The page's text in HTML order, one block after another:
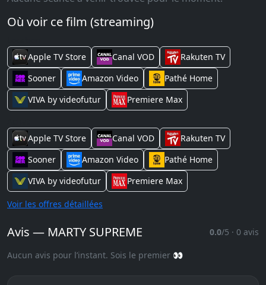
Où voir ce film (streaming)
Apple TV Store
Canal VOD
Rakuten TV
Sooner
Amazon Video
Pathé Home
VIVA by videofutur
Premiere Max
Apple TV Store
Canal VOD
Rakuten TV
Sooner
Amazon Video
Pathé Home
VIVA by videofutur
Premiere Max
Voir les offres détaillées
Avis — MARTY SUPREME 0.0/5 · 0 avis
Aucun avis pour l’instant. Sois le premier 👀